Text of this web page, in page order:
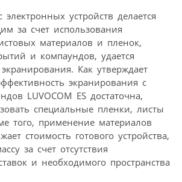
электронных устройств делается
за счет использования
материалов и пленок,
и компаундов, удается
Как утверждает
экранирования с
LUVOCOM ES достаточна,
специальные пленки, листы
того, применение материалов
стоимость готового устройства,
за счет отсутствия
и необходимого пространства